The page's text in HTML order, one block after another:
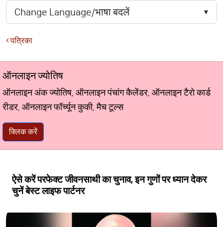
पत्रिका
ऑनलाइन ज्योतिष
ऑनलाइन अंक ज्योतिष, ऑनलाइन पंचांग कैलेंडर, ऑनलाइन टैरो कार्ड
रीडर, ऑनलाइन फॉर्च्यून कुकी, मैच टूल्स
क्लिक करें
ऐसे करें परफेक्ट जीवनसाथी का चुनाव, इन गुणों पर ध्यान देकर
चुनें बेस्ट लाइफ पार्टनर